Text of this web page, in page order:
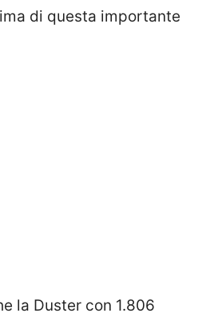
di questa importante
la Duster con 1.806